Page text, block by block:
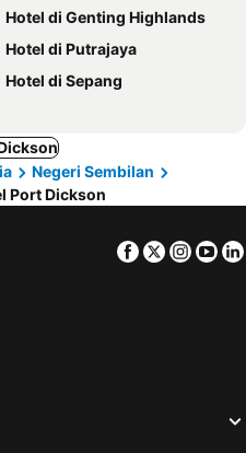
Hotel di Genting Highlands
Hotel di Putrajaya
Hotel di Sepang
Negeri Sembilan
Port Dickson
Facebook
Twitter